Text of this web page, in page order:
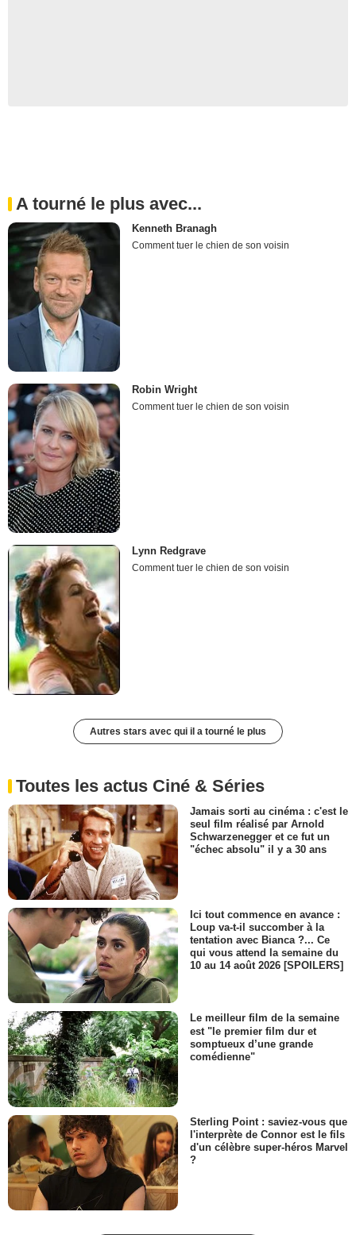
A tourné le plus avec...
Kenneth Branagh
Comment tuer le chien de son voisin
Robin Wright
Comment tuer le chien de son voisin
Lynn Redgrave
Comment tuer le chien de son voisin
Autres stars avec qui il a tourné le plus
Toutes les actus Ciné & Séries
Jamais sorti au cinéma : c'est le
seul film réalisé par Arnold
Schwarzenegger et ce fut un
"échec absolu" il y a 30 ans
Ici tout commence en avance :
Loup va-t-il succomber à la
tentation avec Bianca ?... Ce
qui vous attend la semaine du
10 au 14 août 2026 [SPOILERS]
Le meilleur film de la semaine
est "le premier film dur et
somptueux d’une grande
comédienne"
Sterling Point : saviez-vous que
l'interprète de Connor est le fils
d'un célèbre super-héros Marvel
?